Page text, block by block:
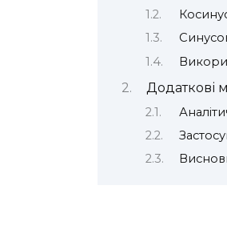
Додаткові